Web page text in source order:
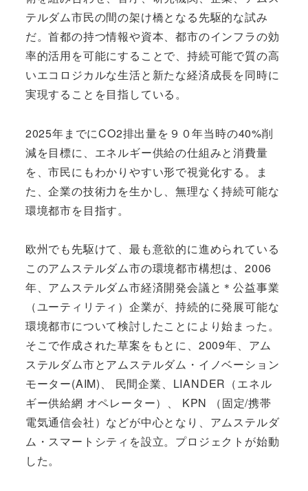
テルダム市民の間の架け橋となる先駆的な試み
だ。首都の持つ情報や資本、都市のインフラの効
率的活用を可能にすることで、持続可能で質の高
いエコロジカルな生活と新たな経済成長を同時に
実現することを目指している。
2025年までにCO2排出量を９０年当時の40%削
減を目標に、エネルギー供給の仕組みと消費量
を、市民にもわかりやすい形で視覚化する。ま
た、企業の技術力を生かし、無理なく持続可能な
環境都市を目指す。
欧州でも先駆けて、最も意欲的に進められている
このアムステルダム市の環境都市構想は、2006
年、アムステルダム市経済開発会議と＊公益事業
（ユーティリティ）企業が、持続的に発展可能な
環境都市について検討したことにより始まった。
そこで作成された草案をもとに、2009年、アム
ステルダム市とアムステルダム・イノベーション
モーター(AIM)、 民間企業、LIANDER（エネル
ギー供給網 オペレーター）、 KPN （固定/携帯
電気通信会社）などが中心となり、アムステルダ
ム・スマートシティを設立。プロジェクトが始動
した。